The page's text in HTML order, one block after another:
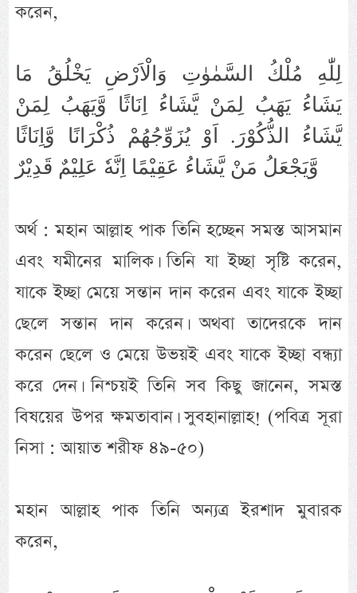
করেন,
لِلّٰهِ مُلْكُ السَّمٰوٰتِ وَالْاَرْضِ يَخْلُقُ مَا
يَشَاءُ يَهَبُ لِمَنْ يَّشَاءُ اِنَاثًا وَّيَهَبُ لِمَنْ
يَّشَاءُ الذُّكُوْرَ. اَوْ يُزَوِّجُهُمْ ذُكْرَانًا وَّاِنَاثًا
وَّيَجْعَلُ مَنْ يَّشَاءُ عَقِيْمًا اِنَّهٗ عَلِيْمٌ قَدِيْرٌ
অর্থ : মহান আল্লাহ পাক তিনি হচ্ছেন সমস্ত আসমান
এবং যমীনের মালিক। তিনি যা ইচ্ছা সৃষ্টি করেন,
যাকে ইচ্ছা মেয়ে সন্তান দান করেন এবং যাকে ইচ্ছা
ছেলে সন্তান দান করেন। অথবা তাদেরকে দান
করেন ছেলে ও মেয়ে উভয়ই এবং যাকে ইচ্ছা বন্ধ্যা
করে দেন। নিশ্চয়ই তিনি সব কিছু জানেন, সমস্ত
বিষয়ের উপর ক্ষমতাবান। সুবহানাল্লাহ! (পবিত্র সূরা
নিসা : আয়াত শরীফ ৪৯-৫০)
মহান আল্লাহ পাক তিনি অন্যত্র ইরশাদ মুবারক
করেন,